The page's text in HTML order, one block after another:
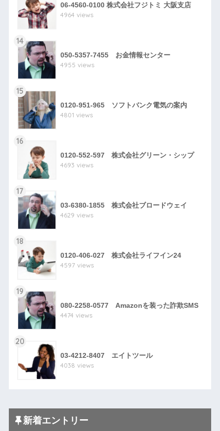
06-4560-0100 株式会社フジトミ 大阪支店
4964 views
14
050-5357-7455 お金情報センター
4955 views
15
0120-951-965 ソフトバンク電気の案内
4801 views
16
0120-552-597 株式会社グリーン・シップ
4693 views
17
03-6380-1855 株式会社ブロードウェイ
4629 views
18
0120-406-027 株式会社ライフイン24
4597 views
19
080-2258-0577 Amazonを装った詐欺SMS
4474 views
20
03-4212-8407 エイトツール
4038 views
新着エントリー